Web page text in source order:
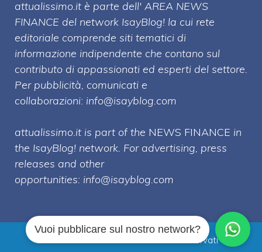
attualissimo.it è parte dell' AREA NEWS
FINANCE del network IsayBlog! la cui rete
editoriale comprende siti tematici di
informazione indipendente che contano sul
contributo di appassionati ed esperti del settore.
Per pubblicità, comunicati e
collaborazioni: info@isayblog.com
attualissimo.it is part of the NEWS FINANCE in
the IsayBlog! network. For advertising, press
releases and other
opportunities: info@isayblog.com
Attualissimo.it © 2026 Tutti i diritti riservati
Vuoi pubblicare sul nostro network?